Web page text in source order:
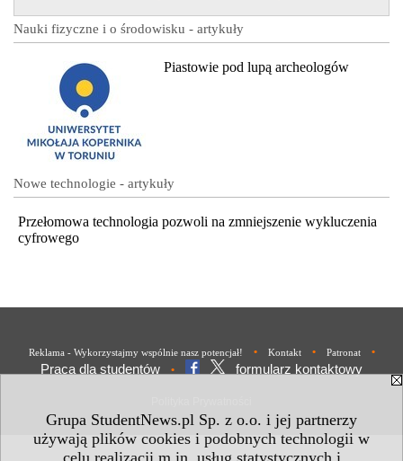
Grupa StudentNews.pl Sp. z o.o. i jej partnerzy
używają plików cookies i podobnych technologii w
celu realizacji m.in. usług statystycznych i
Nauki fizyczne i o środowisku - artykuły
Piastowie pod lupą archeologów
Nowe technologie - artykuły
Przełomowa technologia pozwoli na zmniejszenie wykluczenia
cyfrowego
Reklama - Wykorzystajmy wspólnie nasz potencjał! • Kontakt • Patronat •
Praca dla studentów • formularz kontaktowy